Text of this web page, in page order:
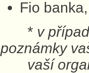
Fio
* v
poznámky
vaší